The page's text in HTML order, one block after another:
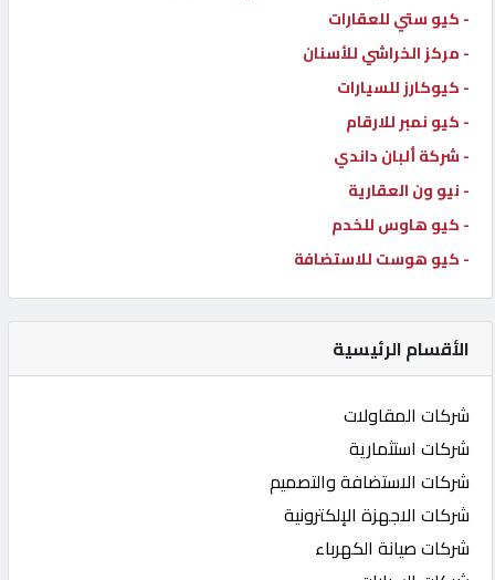
- كيو ستي للعقارات
- مركز الخراشي للأسنان
- كيوكارز للسيارات
- كيو نمبر للارقام
- شركة ألبان داندي
- نيو ون العقارية
- كيو هاوس للخدم
- كيو هوست للاستضافة
الأقسام الرئيسية
شركات المقاولات
شركات استثمارية
شركات الاستضافة والتصميم
شركات الاجهزة الإلكترونية
شركات صيانة الكهرباء